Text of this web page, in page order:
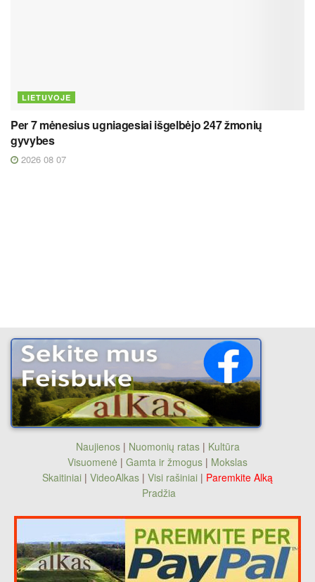
LIETUVOJE
Per 7 mėnesius ugniagesiai išgelbėjo 247 žmonių
gyvybes
2026 08 07
Naujienos| Nuomonių ratas| Kultūra
Visuomenė | Gamta ir žmogus | Mokslas
Skaitiniai | VideoAlkas | Visi rašiniai | Paremkite Alką
Pradžia